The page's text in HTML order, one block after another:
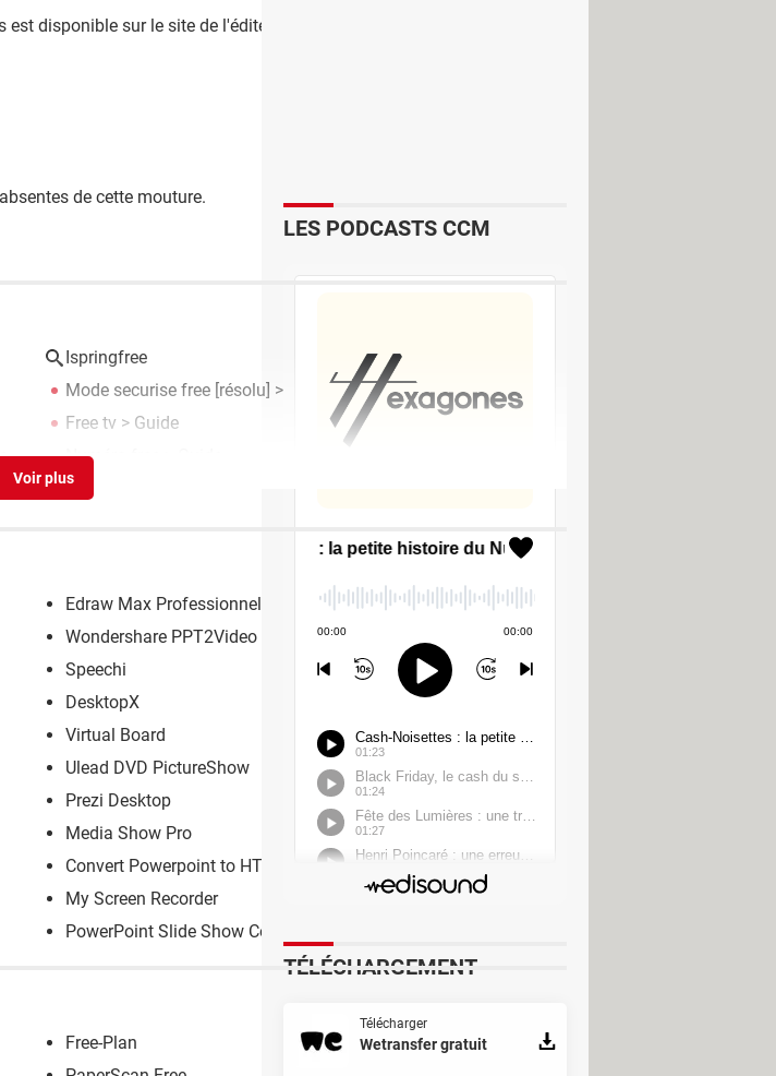
est disponible sur le site de l'éditeur.
de cette mouture.
Ispringfree
Mode securise free [résolu] >
Forum Freebox
Free tv > Guide
Numéro free
Edraw Max Professionnel
Wondershare PPT2Video Pro
Speechi
DesktopX
Virtual Board
Ulead DVD PictureShow
Prezi Desktop
Media Show Pro
Convert Powerpoint to HTML
My Screen Recorder
PowerPoint Slide Show Converter
Free-Plan
LES PODCASTS CCM
TÉLÉCHARGEMENT
Télécharger
Wetransfer gratuit